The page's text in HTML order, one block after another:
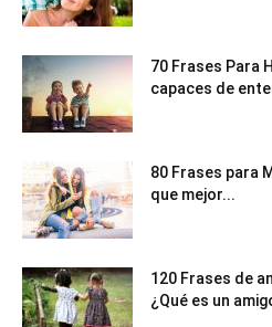
70 Frases Para
capaces de
80 Frases para
que mejor...
120 Frases de
¿Qué es un